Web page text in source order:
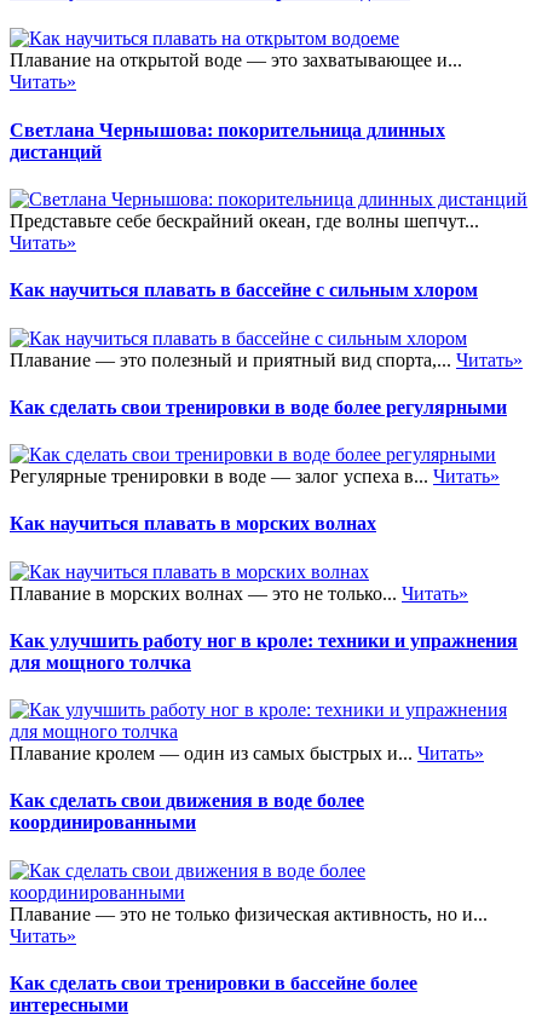
Плавание на открытой воде — это захватывающее и...
Читать»
Светлана Чернышова: покорительница длинных
дистанций
Представьте себе бескрайний океан, где волны шепчут...
Читать»
Как научиться плавать в бассейне с сильным хлором
Плавание — это полезный и приятный вид спорта,... Читать»
Как сделать свои тренировки в воде более регулярными
Регулярные тренировки в воде — залог успеха в... Читать»
Как научиться плавать в морских волнах
Плавание в морских волнах — это не только... Читать»
Как улучшить работу ног в кроле: техники и упражнения
для мощного толчка
Плавание кролем — один из самых быстрых и... Читать»
Как сделать свои движения в воде более
координированными
Плавание — это не только физическая активность, но и...
Читать»
Как сделать свои тренировки в бассейне более
интересными